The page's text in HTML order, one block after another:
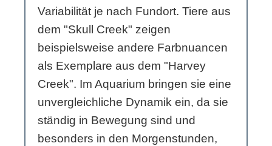
Variabilität je nach Fundort. Tiere aus
dem "Skull Creek" zeigen
beispielsweise andere Farbnuancen
als Exemplare aus dem "Harvey
Creek". Im Aquarium bringen sie eine
unvergleichliche Dynamik ein, da sie
ständig in Bewegung sind und
besonders in den Morgenstunden,